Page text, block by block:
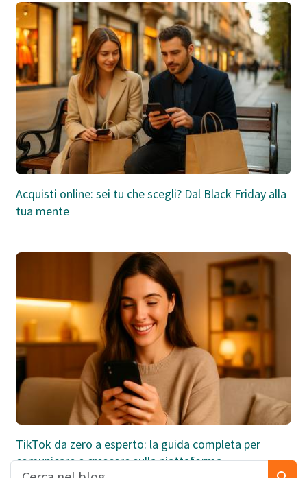
Acquisti online: sei tu che scegli? Dal Black Friday alla
tua mente
TikTok da zero a esperto: la guida completa per
comunicare e crescere sulla piattaforma